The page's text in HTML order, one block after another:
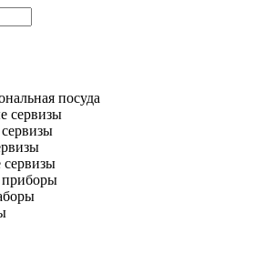
посуда
сервизы